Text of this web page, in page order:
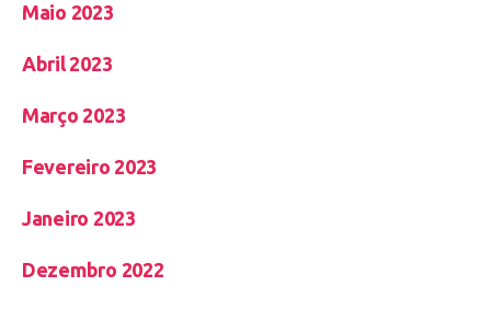
Maio 2023
Abril 2023
Março 2023
Fevereiro 2023
Janeiro 2023
Dezembro 2022